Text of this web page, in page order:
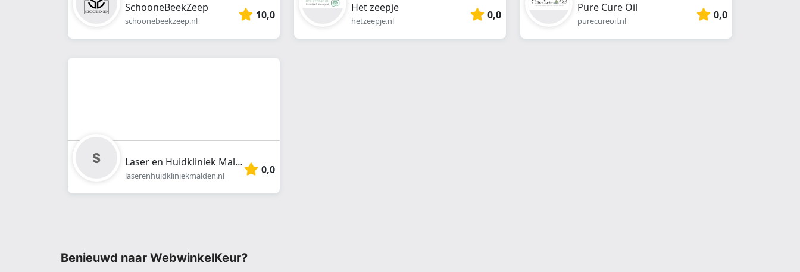
SchooneBeekZeep
schoonebeekzeep.nl 10,0
Het zeepje
hetzeepje.nl 0,0
Pure Cure Oil
purecureoil.nl 0,0
Laser en Huidkliniek Malden
laserenhuidkliniekmalden.nl 0,0
Benieuwd naar WebwinkelKeur?